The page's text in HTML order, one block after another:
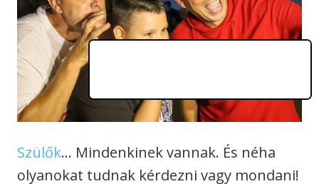
Szülők… Mindenkinek vannak. És néha
olyanokat tudnak kérdezni vagy mondani!